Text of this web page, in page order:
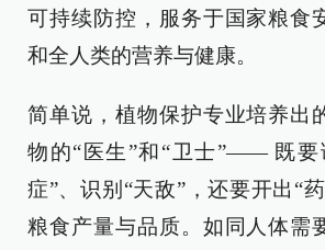
可持续防控，服务于国家粮食
和全人类的营养与健康。
简单说，植物保护专业培养出
物的“医生”和“卫士”—— 既要
症”、识别“天敌”，还要开出“
粮食产量与品质。如同人体需